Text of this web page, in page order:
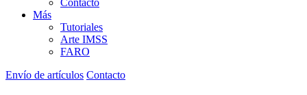
Contacto
Más
Tutoriales
Arte IMSS
FARO
Envío de artículos Contacto